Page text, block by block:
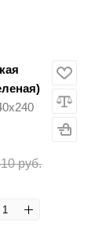
руб.